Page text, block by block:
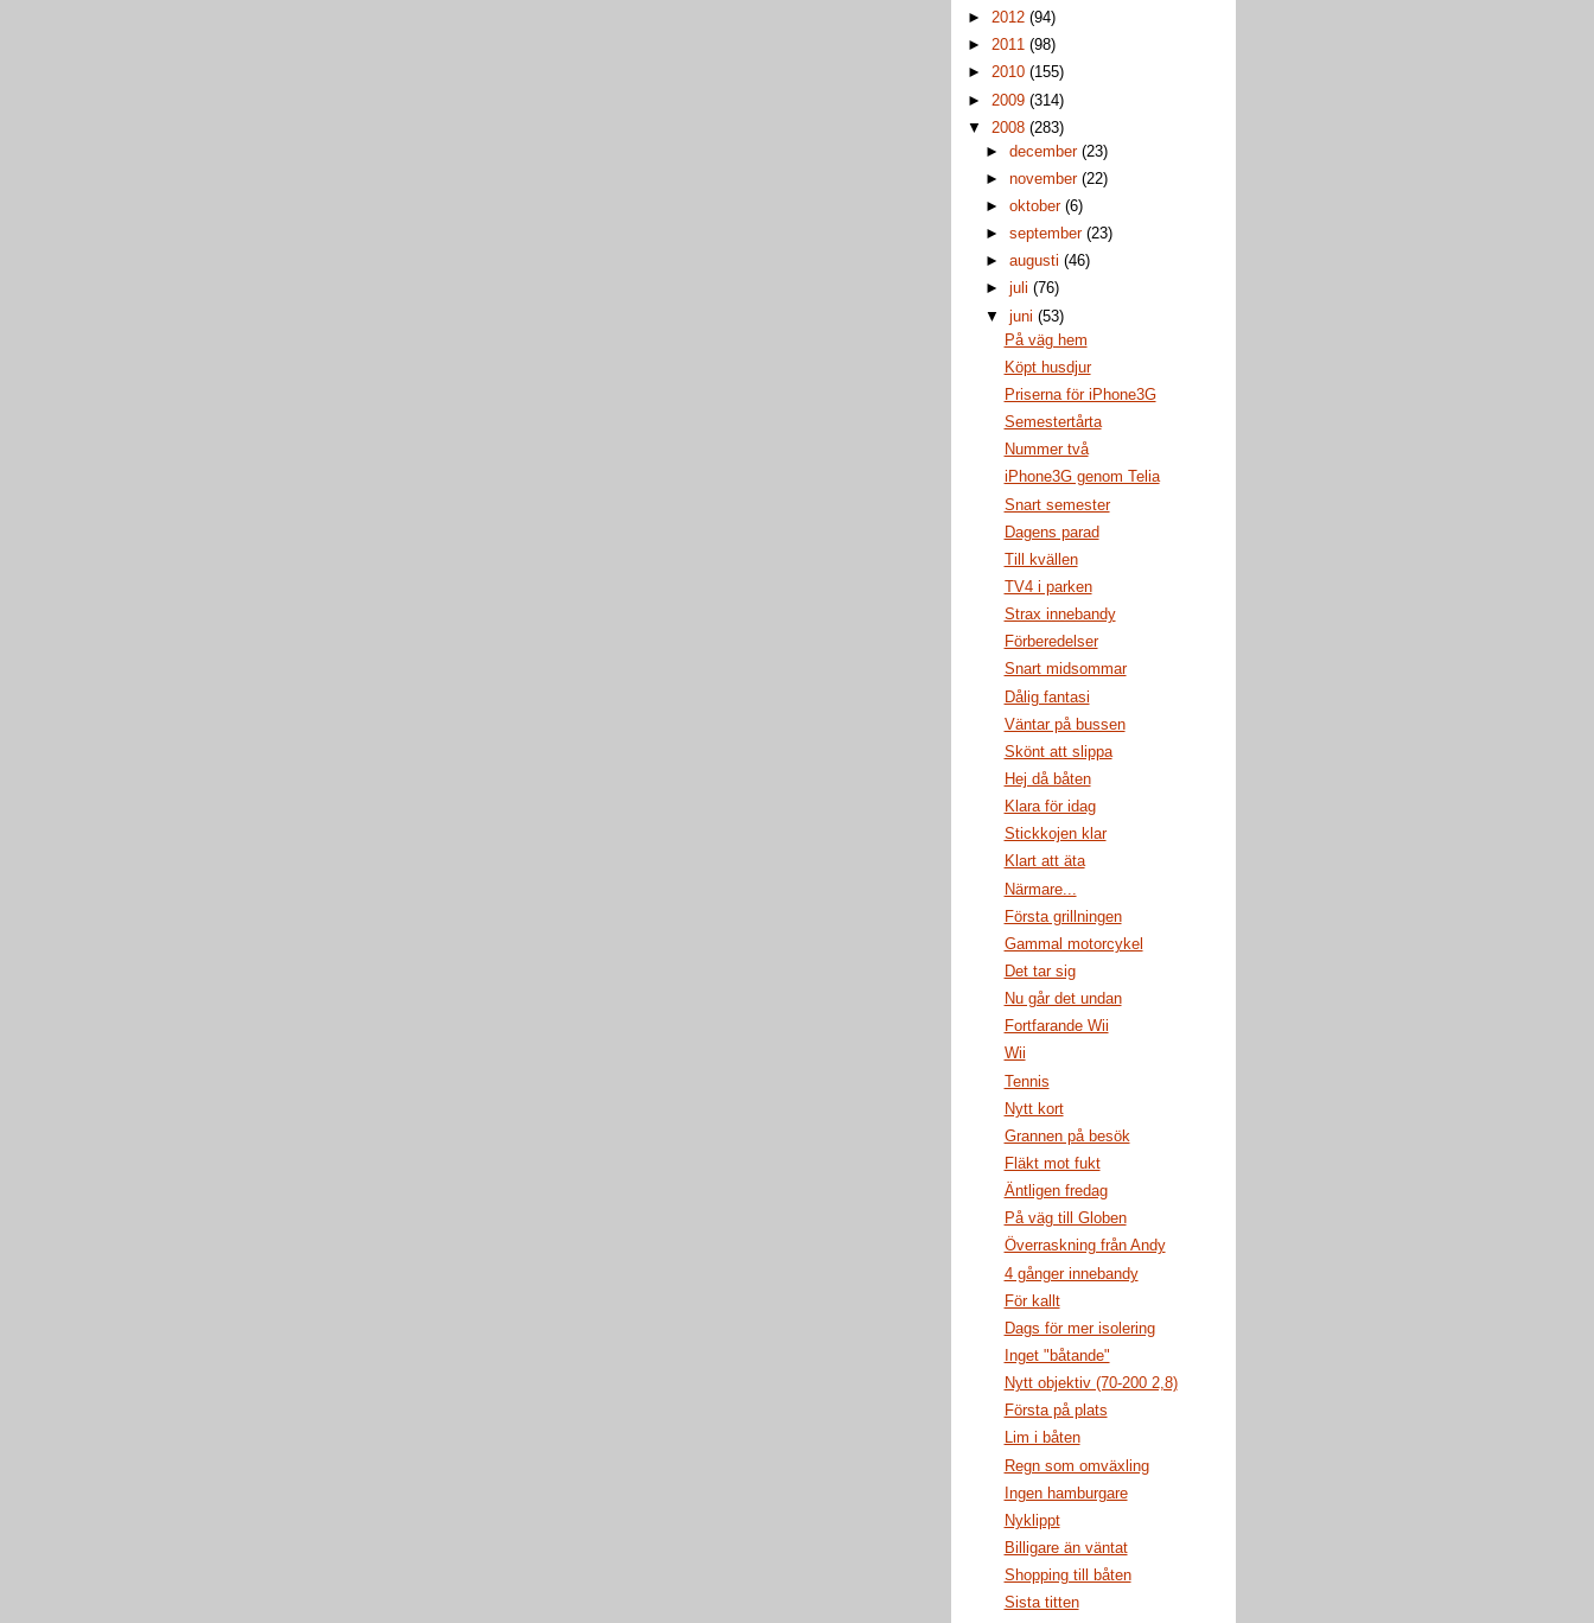
► 2012 (94)
► 2011 (98)
► 2010 (155)
► 2009 (314)
▼ 2008 (283)
►december(23)
►november(22)
►oktober(6)
►september(23)
►augusti(46)
►juli(76)
▼juni(53)
På väg hem
Köpt husdjur
Priserna för iPhone3G
Semestertårta
Nummer två
iPhone3G genom Telia
Snart semester
Dagens parad
Till kvällen
TV4 i parken
Strax innebandy
Förberedelser
Snart midsommar
Dålig fantasi
Väntar på bussen
Skönt att slippa
Hej då båten
Klara för idag
Stickkojen klar
Klart att äta
Närmare...
Första grillningen
Gammal motorcykel
Det tar sig
Nu går det undan
Fortfarande Wii
Wii
Tennis
Nytt kort
Grannen på besök
Fläkt mot fukt
Äntligen fredag
På väg till Globen
Överraskning från Andy
4 gånger innebandy
För kallt
Dags för mer isolering
Inget "båtande"
Nytt objektiv (70-200 2,8)
Första på plats
Lim i båten
Regn som omväxling
Ingen hamburgare
Nyklippt
Billigare än väntat
Shopping till båten
Sista titten